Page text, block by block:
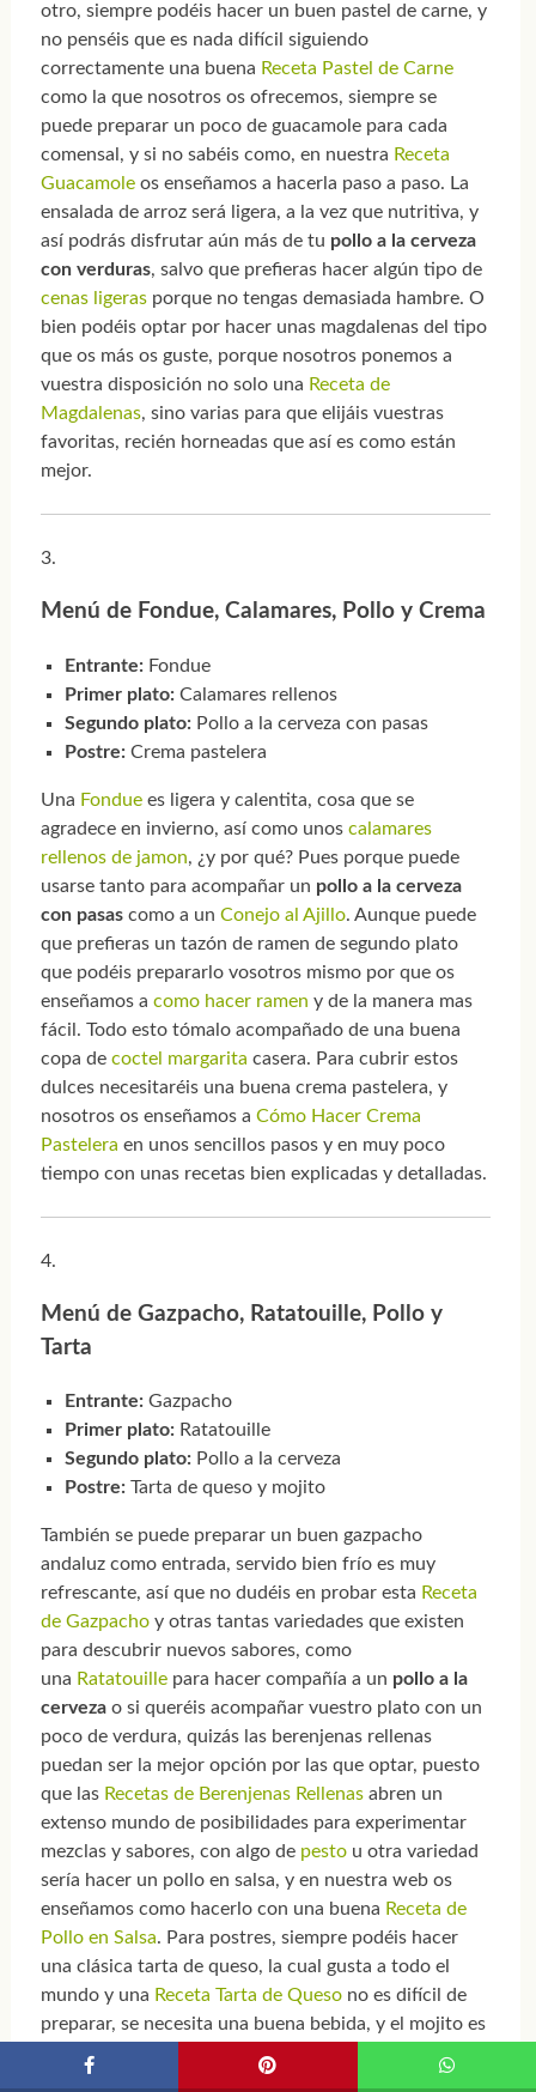
otro, siempre podéis hacer un buen pastel de carne, y
no penséis que es nada difícil siguiendo
correctamente una buena Receta Pastel de Carne
como la que nosotros os ofrecemos, siempre se
puede preparar un poco de guacamole para cada
comensal, y si no sabéis como, en nuestra Receta
Guacamoleos enseñamos a hacerla paso a paso. La
ensalada de arroz será ligera, a la vez que nutritiva, y
así podrás disfrutar aún más de tu pollo a la cerveza
con verduras, salvo que prefieras hacer algún tipo de
cenas ligerasporque no tengas demasiada hambre. O
bien podéis optar por hacer unas magdalenas del tipo
que os más os guste, porque nosotros ponemos a
vuestra disposición no solo una Receta de
Magdalenas, sino varias para que elijáis vuestras
favoritas, recién horneadas que así es como están
mejor.
Menú de Fondue, Calamares, Pollo y Crema
Entrante: Fondue
Primer plato: Calamares rellenos
Segundo plato: Pollo a la cerveza con pasas
Postre: Crema pastelera
Una Fonduees ligera y calentita, cosa que se
agradece en invierno, así como unos calamares
rellenos de jamon, ¿y por qué? Pues porque puede
usarse tanto para acompañar un pollo a la cerveza
con pasas como a un Conejo al Ajillo. Aunque puede
que prefieras un tazón de ramen de segundo plato
que podéis prepararlo vosotros mismo por que os
enseñamos a como hacer ramen y de la manera mas
fácil. Todo esto tómalo acompañado de una buena
copa de coctel margarita casera. Para cubrir estos
dulces necesitaréis una buena crema pastelera, y
nosotros os enseñamos a Cómo Hacer Crema
Pastelera en unos sencillos pasos y en muy poco
tiempo con unas recetas bien explicadas y detalladas.
Menú de Gazpacho, Ratatouille, Pollo y
Tarta
Entrante: Gazpacho
Primer plato: Ratatouille
Segundo plato: Pollo a la cerveza
Postre: Tarta de queso y mojito
También se puede preparar un buen gazpacho
andaluz como entrada, servido bien frío es muy
refrescante, así que no dudéis en probar esta Receta
de Gazpachoy otras tantas variedades que existen
para descubrir nuevos sabores, como
una Ratatouillepara hacer compañía a un pollo a la
cervezao si queréis acompañar vuestro plato con un
poco de verdura, quizás las berenjenas rellenas
puedan ser la mejor opción por las que optar, puesto
que las Recetas de Berenjenas Rellenasabren un
extenso mundo de posibilidades para experimentar
mezclas y sabores, con algo de pestou otra variedad
sería hacer un pollo en salsa, y en nuestra web os
enseñamos como hacerlo con una buena Receta de
Pollo en Salsa. Para postres, siempre podéis hacer
una clásica tarta de queso, la cual gusta a todo el
mundo y una Receta Tarta de Quesono es difícil de
preparar, se necesita una buena bebida, y el mojito es
lo más refrescante que existen, no teniendo que ser